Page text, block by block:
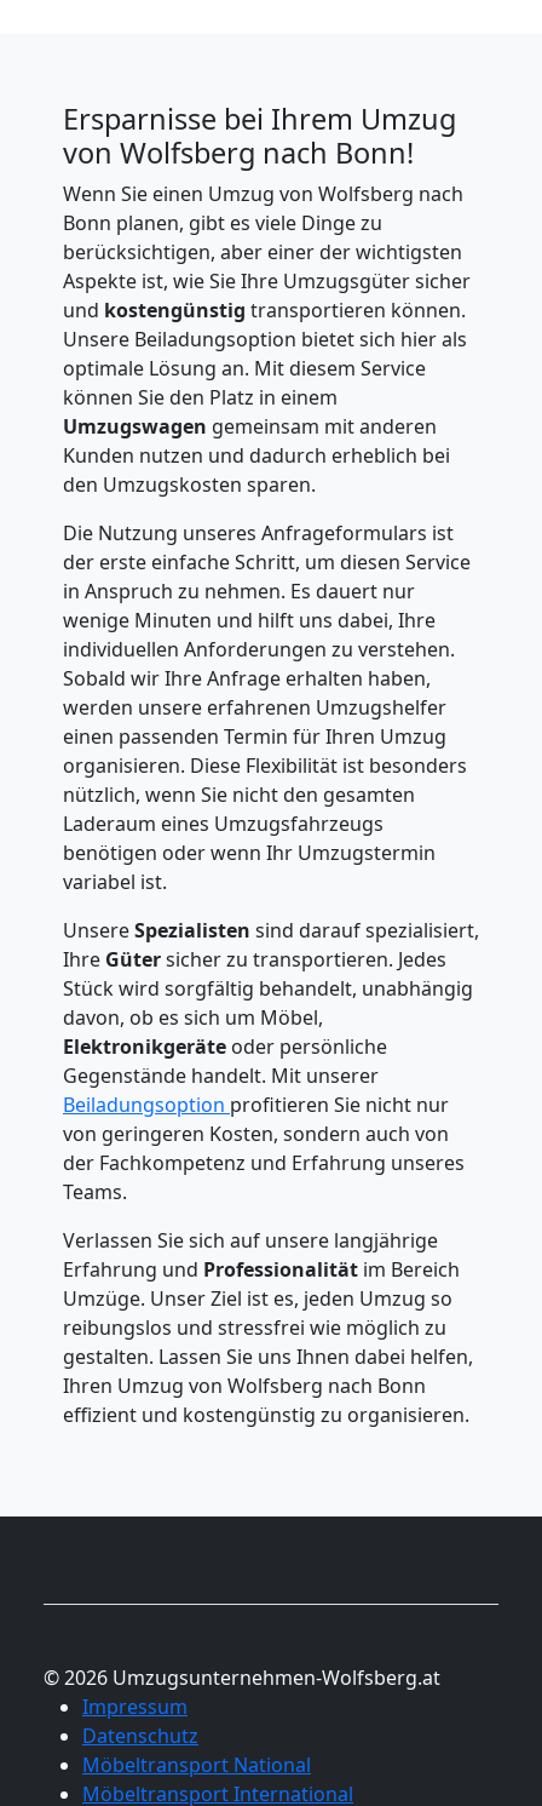
Ersparnisse bei Ihrem Umzug
von Wolfsberg nach Bonn!
Wenn Sie einen Umzug von Wolfsberg nach
Bonn planen, gibt es viele Dinge zu
berücksichtigen, aber einer der wichtigsten
Aspekte ist, wie Sie Ihre Umzugsgüter sicher
und kostengünstig transportieren können.
Unsere Beiladungsoption bietet sich hier als
optimale Lösung an. Mit diesem Service
können Sie den Platz in einem
Umzugswagen gemeinsam mit anderen
Kunden nutzen und dadurch erheblich bei
den Umzugskosten sparen.
Die Nutzung unseres Anfrageformulars ist
der erste einfache Schritt, um diesen Service
in Anspruch zu nehmen. Es dauert nur
wenige Minuten und hilft uns dabei, Ihre
individuellen Anforderungen zu verstehen.
Sobald wir Ihre Anfrage erhalten haben,
werden unsere erfahrenen Umzugshelfer
einen passenden Termin für Ihren Umzug
organisieren. Diese Flexibilität ist besonders
nützlich, wenn Sie nicht den gesamten
Laderaum eines Umzugsfahrzeugs
benötigen oder wenn Ihr Umzugstermin
variabel ist.
UnsereSpezialisten sind darauf spezialisiert,
Ihre Gütersicher zu transportieren. Jedes
Stück wird sorgfältig behandelt, unabhängig
davon, ob es sich um Möbel,
Elektronikgeräte oder persönliche
Gegenstände handelt. Mit unserer
Beiladungsoption profitieren Sie nicht nur
von geringeren Kosten, sondern auch von
der Fachkompetenz und Erfahrung unseres
Teams.
Verlassen Sie sich auf unsere langjährige
Erfahrung und Professionalität im Bereich
Umzüge. Unser Ziel ist es, jeden Umzug so
reibungslos und stressfrei wie möglich zu
gestalten. Lassen Sie uns Ihnen dabei helfen,
Ihren Umzug von Wolfsberg nach Bonn
effizient und kostengünstig zu organisieren.
© 2026 Umzugsunternehmen-Wolfsberg.at
Impressum
Datenschutz
Möbeltransport National
Möbeltransport International